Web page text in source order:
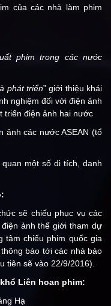
của các nhà làm phim
phim trong các nước
phát triển” giới thiệu khái
nghiệm đối với điện ảnh
triển điện ảnh hai nước
ảnh các nước ASEAN (tổ
một số di tích, danh
sẽ chiếu phục vụ các
ảnh thế giới tham dự
tâm chiếu phim quốc gia
báo tới các nhà báo
tiên sẽ vào 22/9/2016).
Liên hoan phim:
Hạ